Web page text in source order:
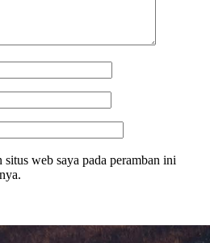
situs web saya pada peramban ini